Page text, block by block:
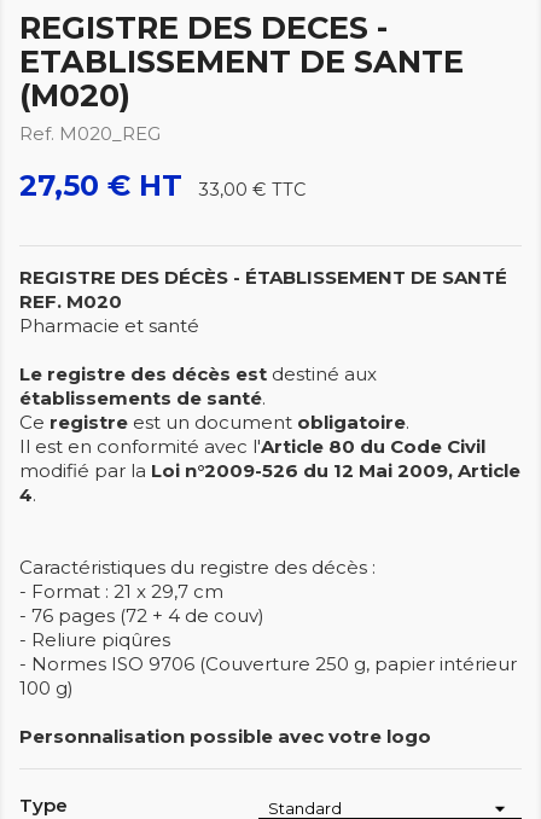
REGISTRE DES DECES -
ETABLISSEMENT DE SANTE
(M020)
Ref. M020_REG
27,50 € HT 33,00 € TTC
REGISTRE DES DÉCÈS - ÉTABLISSEMENT DE SANTÉ
REF. M020
Pharmacie et santé
Le registre des décès est destiné aux
établissements de santé.
Ce registre est un document obligatoire.
Il est en conformité avec l'Article 80 du Code Civil
modifié par la Loi n°2009-526 du 12 Mai 2009, Article
4.
Caractéristiques du registre des décès :
- Format : 21 x 29,7 cm
- 76 pages (72 + 4 de couv)
- Reliure piqûres
- Normes ISO 9706 (Couverture 250 g, papier intérieur
100 g)
Personnalisation possible avec votre logo
Type